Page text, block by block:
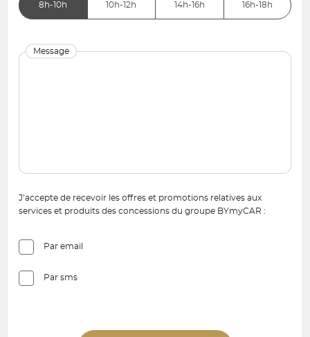
8h-10h 10h-12h 14h-16h 16h-18h
Message
J’accepte de recevoir les offres et promotions relatives aux
services et produits des concessions du groupe BYmyCAR :
Par email
Par sms